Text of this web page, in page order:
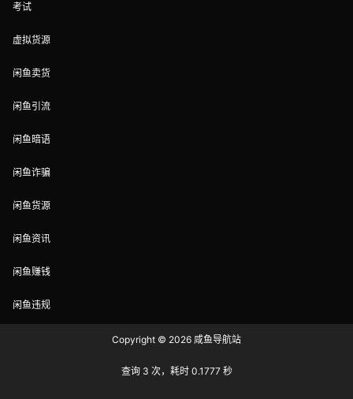
考试
虚拟货源
闲鱼卖货
闲鱼引流
闲鱼暗语
闲鱼诈骗
闲鱼货源
闲鱼资讯
闲鱼赚钱
闲鱼违规
Copyright © 2026 咸鱼导航站
查询 3 次，耗时 0.1777 秒